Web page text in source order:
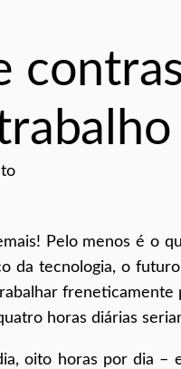
Pelo menos é o
da tecnologia, o
freneticamente
horas diárias
oito horas por dia –